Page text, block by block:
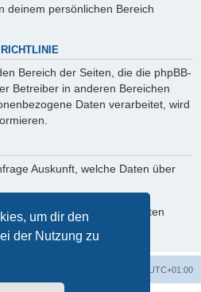
um dir den
der Nutzung zu
deinem persönlichen Bereich
Bereich der Seiten, die die phpBB-
Betreiber in anderen Bereichen
Daten verarbeitet, wird
Auskunft, welche Daten über
bzw. Sperrung deiner Daten
den Betreiber.
UTC+01:00